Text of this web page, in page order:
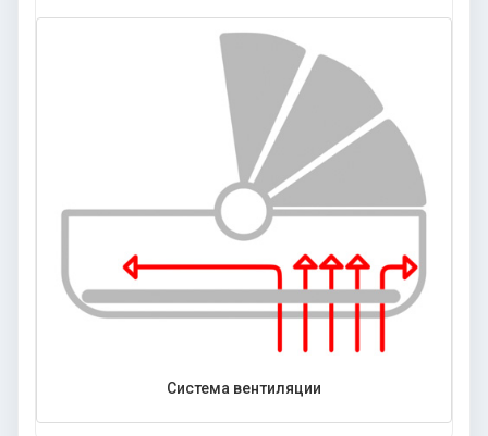
Система вентиляции